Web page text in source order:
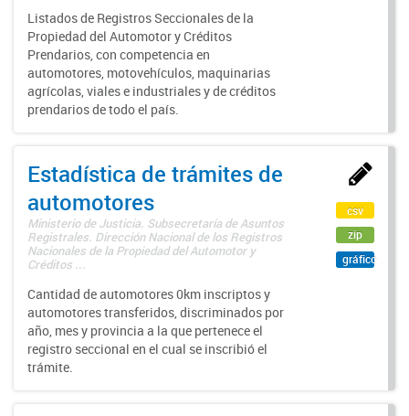
Listados de Registros Seccionales de la
Propiedad del Automotor y Créditos
Prendarios, con competencia en
automotores, motovehículos, maquinarias
agrícolas, viales e industriales y de créditos
prendarios de todo el país.
Estadística de trámites de
automotores
Ministerio de Justicia. Subsecretaría de Asuntos
Registrales. Dirección Nacional de los Registros
Nacionales de la Propiedad del Automotor y
Créditos ...
Cantidad de automotores 0km inscriptos y
automotores transferidos, discriminados por
año, mes y provincia a la que pertenece el
registro seccional en el cual se inscribió el
trámite.
csv
zip
gráfico